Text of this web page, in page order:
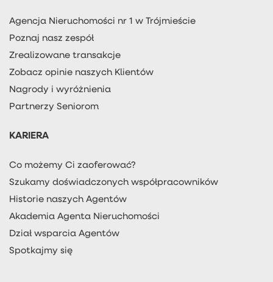
Agencja Nieruchomości nr 1 w Trójmieście
Poznaj nasz zespół
Zrealizowane transakcje
Zobacz opinie naszych Klientów
Nagrody i wyróżnienia
Partnerzy Seniorom
KARIERA
Co możemy Ci zaoferować?
Szukamy doświadczonych współpracowników
Historie naszych Agentów
Akademia Agenta Nieruchomości
Dział wsparcia Agentów
Spotkajmy się